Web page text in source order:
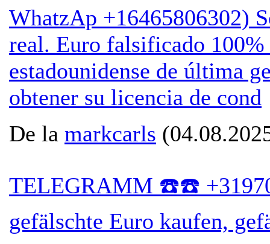
WhatzAp +16465806302)
real. Euro falsificado 100%
estadounidense de última
obtener su licencia de cond
De la markcarls
TELEGRAMM ☎️☎️
gefälschte Euro kaufen,